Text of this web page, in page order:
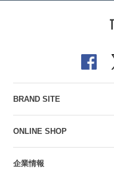
BRAND SITE
ONLINE SHOP
企業情報